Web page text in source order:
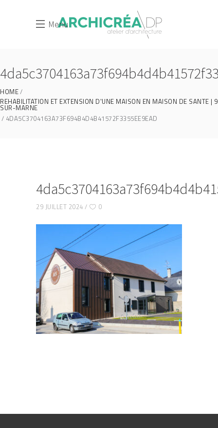
Menu
HOME
REHABILITATION ET EXTENSION D'UNE MAISON EN MAISON DE SANTE |
SUR-MARNE
4DA5C3704163A73F694B4D4B41572F3355EE9EAD
29 JUILLET 2024 0